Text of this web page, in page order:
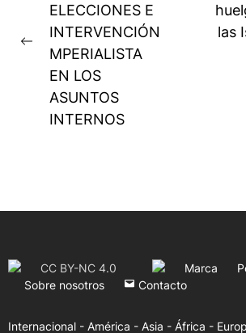
entradas
Previous
post:
ELECCIONES E
INTERVENCIÓN
MPERIALISTA
EN LOS
ASUNTOS
INTERNOS
las
CC BY-NC 4.0 Marca
Sobre nosotros
Contacto
Internacional - América - Asia - África -